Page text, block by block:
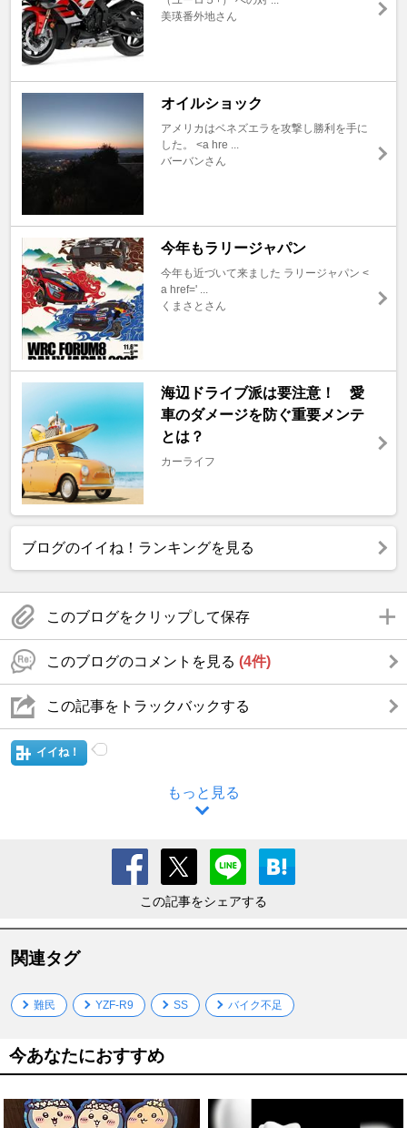
美瑛番外地さん
オイルショック
アメリカはベネズエラを攻撃し勝利を手に
した。 <a hre ...
バーバンさん
今年もラリージャパン
今年も近づいて来ました ラリージャパン <
a href=' ...
くまさとさん
海辺ドライブ派は要注意！ 愛
車のダメージを防ぐ重要メンテ
とは？
カーライフ
ブログのイイね！ランキングを見る
このブログをクリップして保存
このブログのコメントを見る (4件)
この記事をトラックバックする
イイね！
もっと見る
この記事をシェアする
関連タグ
難民 YZF-R9 SS バイク不足
今あなたにおすすめ